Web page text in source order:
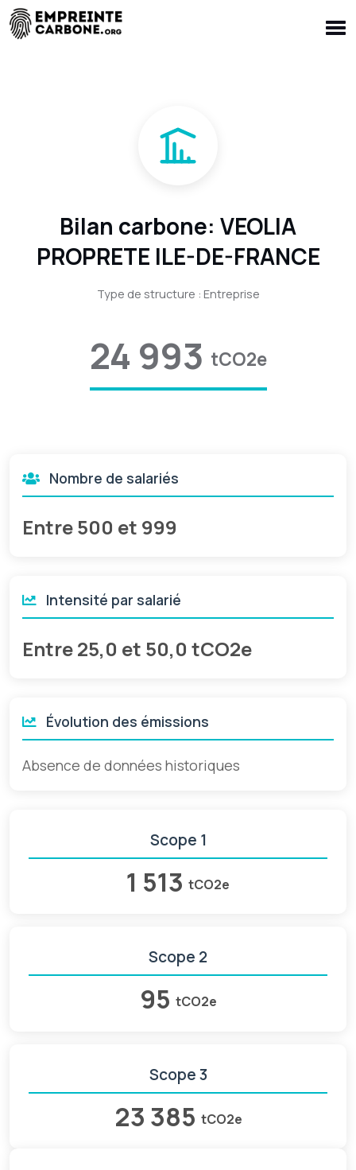
Bilan carbone: VEOLIA
PROPRETE ILE-DE-FRANCE
Type de structure : Entreprise
24 993 tCO2e
Nombre de salariés
Entre 500 et 999
Intensité par salarié
Entre 25,0 et 50,0 tCO2e
Évolution des émissions
Absence de données historiques
Scope 1
1 513 tCO2e
Scope 2
95 tCO2e
Scope 3
23 385 tCO2e